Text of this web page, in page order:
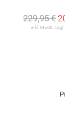
229,95 €
inkl. MwSt. zzgl.